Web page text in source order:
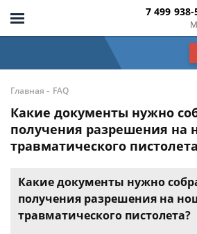
7 499 938-
Главная - FAQ
Какие документы нужно
получения разрешения на
травматического
Какие документы нужно
получения разрешения на
травматического пистолета?